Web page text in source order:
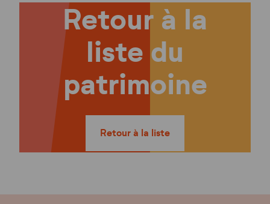
Retour à la
liste du
patrimoine
Retour à la liste